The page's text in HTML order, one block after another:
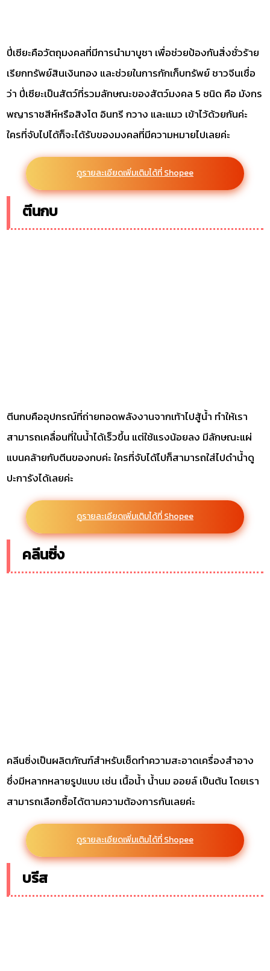
ปี่เซียะคือวัตถุมงคลที่มีการนำมาบูชา เพื่อช่วยป้องกันสิ่งชั่วร้าย
เรียกทรัพย์สินเงินทอง และช่วยในการกักเก็บทรัพย์ ชาวจีนเชื่อ
ว่า ปี่เซียะเป็นสัตว์ที่รวมลักษณะของสัตว์มงคล 5 ชนิด คือ มังกร
พญาราชสีห์หรือสิงโต อินทรี กวาง และแมว เข้าไว้ด้วยกันค่ะ
ใครที่จับไปได้ก็จะได้รับของมงคลที่มีความหมายไปเลยค่ะ
ดูรายละเอียดเพิ่มเติมได้ที่ Shopee
ตีนกบ
ตีนกบคืออุปกรณ์ที่ถ่ายทอดพลังงานจากเท้าไปสู้น้ำ ทำให้เรา
สามารถเคลื่อนที่ในน้ำได้เร็วขึ้น แต่ใช้แรงน้อยลง มีลักษณะแผ่
แบนคล้ายกับตีนของกบค่ะ ใครที่จับได้ไปก็สามารถใส่ไปดำน้ำดู
ปะการังได้เลยค่ะ
ดูรายละเอียดเพิ่มเติมได้ที่ Shopee
คลีนซิ่ง
คลีนซิ่งเป็นผลิตภัณฑ์สำหรับเช็ดทำความสะอาดเครื่องสำอาง
ซึ่งมีหลากหลายรูปแบบ เช่น เนื้อน้ำ น้ำนม ออยล์ เป็นต้น โดยเรา
สามารถเลือกซื้อได้ตามความต้องการกันเลยค่ะ
ดูรายละเอียดเพิ่มเติมได้ที่ Shopee
บรีส